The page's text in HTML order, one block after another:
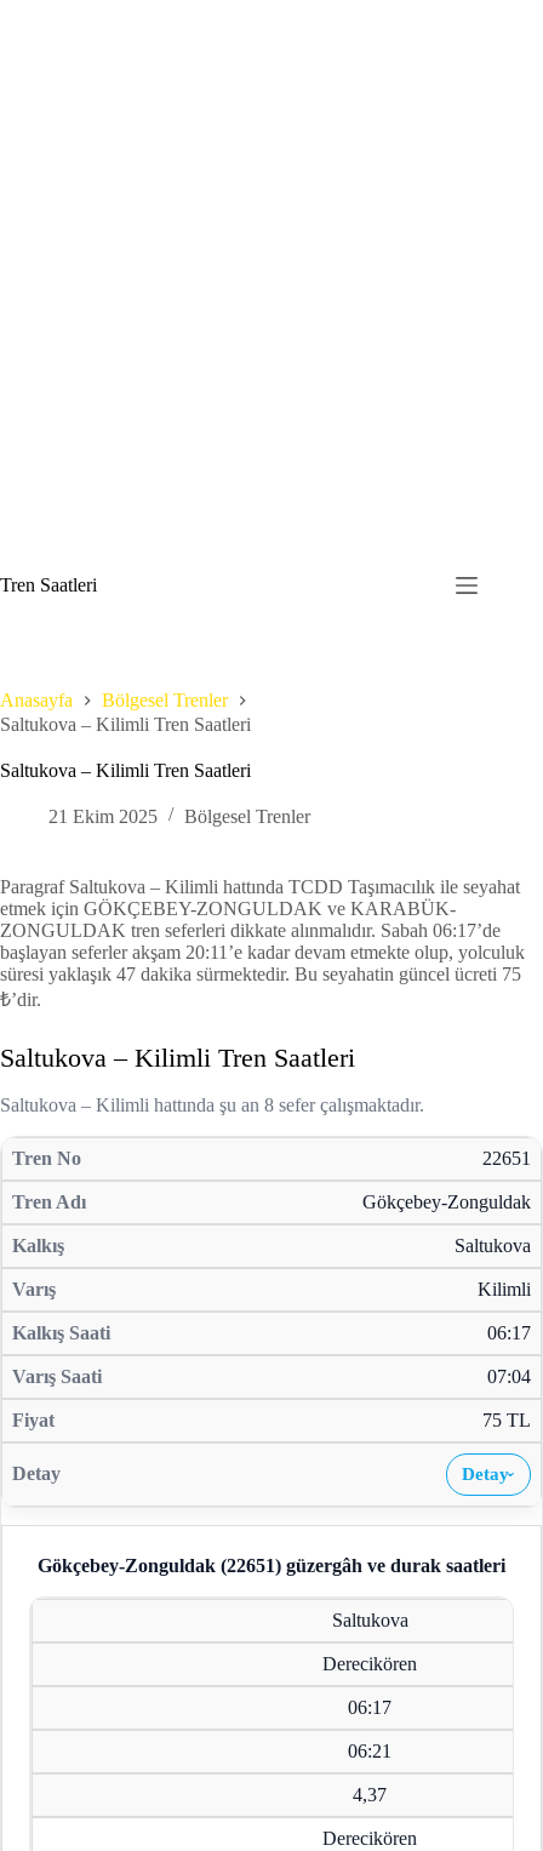
to
content
Tren Saatleri
Anasayfa
Bölgesel Trenler
Saltukova – Kilimli Tren Saatleri
Saltukova – Kilimli Tren Saatleri
21 Ekim 2025 Bölgesel Trenler
Paragraf Saltukova – Kilimli hattında TCDD Taşımacılık ile seyahat
etmek için GÖKÇEBEY-ZONGULDAK ve KARABÜK-
ZONGULDAK tren seferleri dikkate alınmalıdır. Sabah 06:17’de
başlayan seferler akşam 20:11’e kadar devam etmekte olup, yolculuk
süresi yaklaşık 47 dakika sürmektedir. Bu seyahatin güncel ücreti 75
₺’dir.
Saltukova – Kilimli Tren Saatleri
Saltukova – Kilimli hattında şu an 8 sefer çalışmaktadır.
22651
Gökçebey-Zonguldak
Saltukova
Kilimli
06:17
07:04
75 TL
Detay›
Gökçebey-Zonguldak (22651) güzergâh ve durak saatleri
Saltukova
Derecikören
06:17
06:21
4,37
Derecikören